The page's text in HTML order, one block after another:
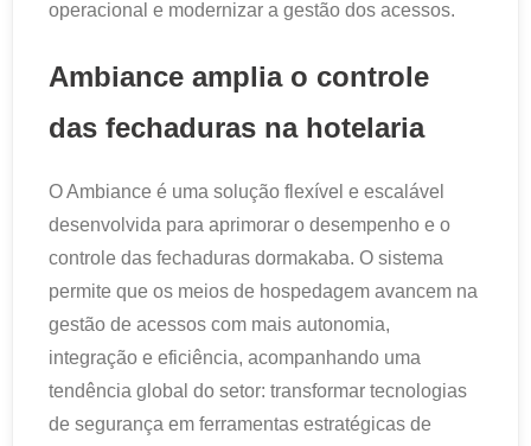
operacional e modernizar a gestão dos acessos.
Ambiance amplia o controle
das fechaduras na hotelaria
O Ambiance é uma solução flexível e escalável
desenvolvida para aprimorar o desempenho e o
controle das fechaduras dormakaba. O sistema
permite que os meios de hospedagem avancem na
gestão de acessos com mais autonomia,
integração e eficiência, acompanhando uma
tendência global do setor: transformar tecnologias
de segurança em ferramentas estratégicas de